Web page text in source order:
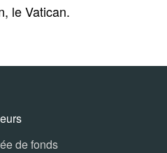
le Vatican.
de fonds